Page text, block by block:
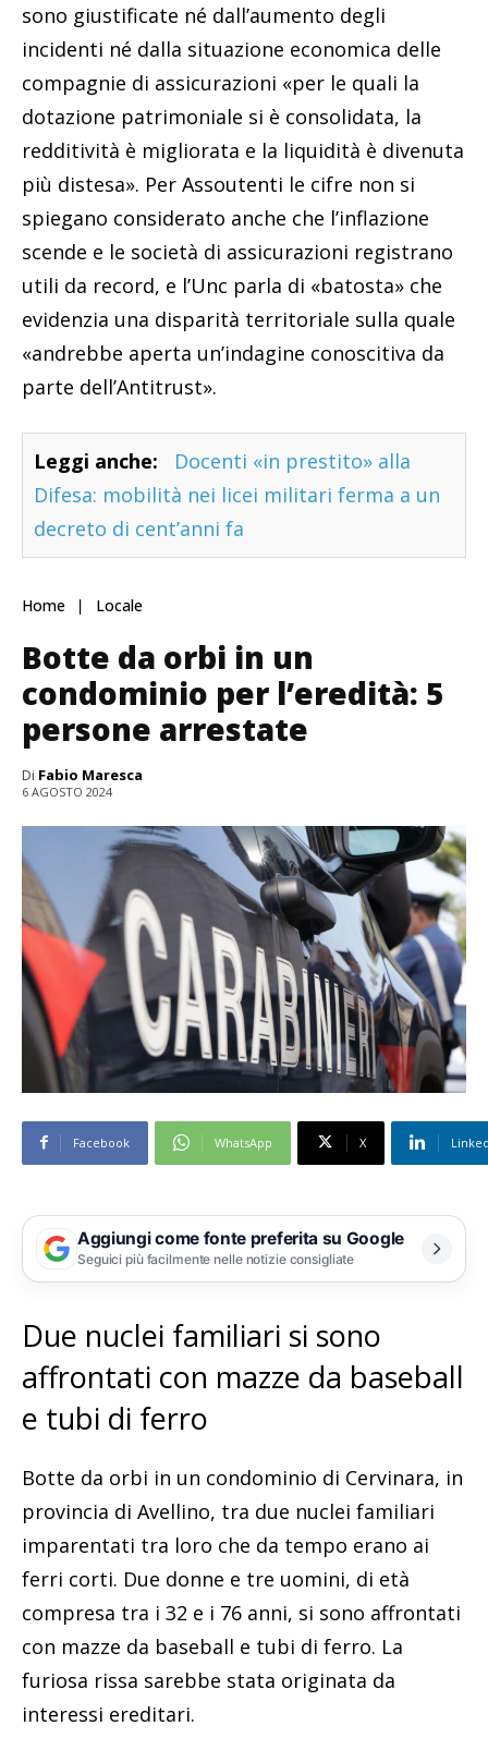
sono giustificate né dall’aumento degli
incidenti né dalla situazione economica delle
compagnie di assicurazioni «per le quali la
dotazione patrimoniale si è consolidata, la
redditività è migliorata e la liquidità è divenuta
più distesa». Per Assoutenti le cifre non si
spiegano considerato anche che l’inflazione
scende e le società di assicurazioni registrano
utili da record, e l’Unc parla di «batosta» che
evidenzia una disparità territoriale sulla quale
«andrebbe aperta un’indagine conoscitiva da
parte dell’Antitrust».
Leggi anche:
Docenti «in prestito» alla
Difesa: mobilità nei licei militari ferma a un
decreto di cent’anni fa
Home Locale
Botte da orbi in un
condominio per l’eredità: 5
persone arrestate
Di Fabio Maresca
6 AGOSTO 2024
Facebook WhatsApp X
Aggiungi come fonte preferita su Google
Seguici più facilmente nelle notizie consigliate
Due nuclei familiari si sono
affrontati con mazze da baseball
e tubi di ferro
Botte da orbi in un condominio di Cervinara, in
provincia di Avellino, tra due nuclei familiari
imparentati tra loro che da tempo erano ai
ferri corti. Due donne e tre uomini, di età
compresa tra i 32 e i 76 anni, si sono affrontati
con mazze da baseball e tubi di ferro. La
furiosa rissa sarebbe stata originata da
interessi ereditari.